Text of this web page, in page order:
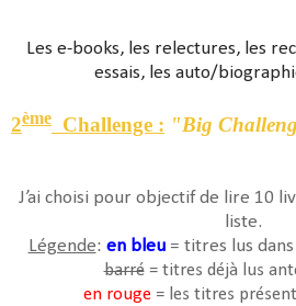
Les e-books, les relectures, les
essais, les auto/
2ème Challenge : "Big
J’ai choisi pour objectif de lire 10
liste.
Légende: en bleu= titres lus dans
barré= titres déjà lus
en rouge = les titres